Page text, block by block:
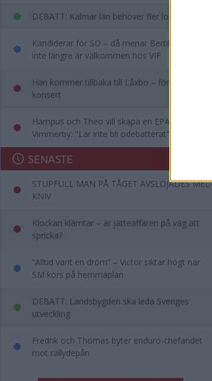
DEBATT: Kalmar län behöver fler lobbyister
Kandiderar för SD – då menar Bertil att han
inte längre är välkommen hos VIF
Han kommer tillbaka till Låxbo – för egen
konsert
Hampus och Theo vill skapa en EPA-slinga i
Vimmerby: "Lär inte bli odebatterat"
SENASTE
STUPFULL MAN PÅ TÅGET AVSLÖJADES MED
KNIV
Klockan klämtar – är jätteaffären på väg att
spricka?
”Alltid varit en dröm” – Victor siktar högt när
SM körs på hemmaplan
DEBATT: Landsbygden ska leda Sveriges
utveckling
Fredrik och Thomas byter enduro-chefandet
mot rallydepån